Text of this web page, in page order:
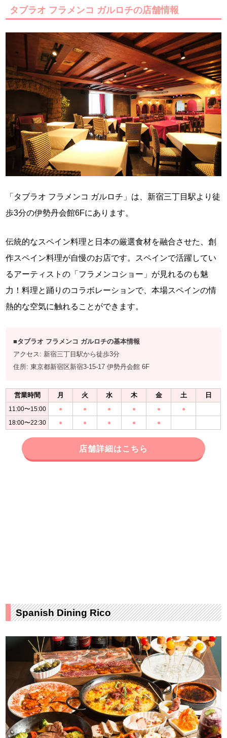
タブラオ フラメンコ ガルロチの店舗情報
「タブラオ フラメンコ ガルロチ」は、新宿三丁目駅より徒
歩3分の伊勢丹会館6Fにあります。
伝統的なスペイン料理と日本の厳選食材を融合させた、創
作スペイン料理が自慢のお店です。スペインで活躍してい
るアーティストの「フラメンコショー」が見れるのも魅
力！料理と踊りのコラボレーションで、本場スペインの情
熱的な空気に触れることができます。
■タブラオ フラメンコ ガルロチの基本情報
アクセス: 新宿三丁目駅から徒歩3分
住所: 東京都新宿区新宿3-15-17 伊勢丹会館 6F
営業時間 月 火 水 木 金 土
日
11:00〜15:00
● ● ● ● ●
●
18:00〜22:30
● ● ● ● ●
店舗詳細はこちら
Spanish Dining Rico